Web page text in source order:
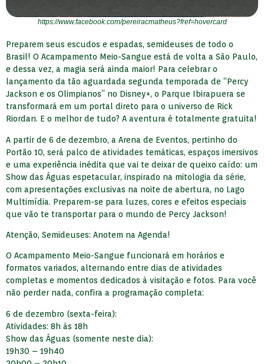
https://www.facebook.com/pereiracmatheus?fref=hovercard
Preparem seus escudos e espadas, semideuses de todo o
Brasil! O Acampamento Meio-Sangue está de volta a São Paulo,
e dessa vez, a magia será ainda maior! Para celebrar o
lançamento da tão aguardada segunda temporada de “Percy
Jackson e os Olimpianos” no Disney+, o Parque Ibirapuera se
transformará em um portal direto para o universo de Rick
Riordan. E o melhor de tudo? A aventura é totalmente gratuita!
A partir de 6 de dezembro, a Arena de Eventos, pertinho do
Portão 10, será palco de atividades temáticas, espaços imersivos
e uma experiência inédita que vai te deixar de queixo caído: um
Show das Águas espetacular, inspirado na mitologia da série,
com apresentações exclusivas na noite de abertura, no Lago
Multimídia. Preparem-se para luzes, cores e efeitos especiais
que vão te transportar para o mundo de Percy Jackson!
Atenção, Semideuses: Anotem na Agenda!
O Acampamento Meio-Sangue funcionará em horários e
formatos variados, alternando entre dias de atividades
completas e momentos dedicados à visitação e fotos. Para você
não perder nada, confira a programação completa:
6 de dezembro (sexta-feira):
Atividades: 8h às 18h
Show das Águas (somente neste dia):
19h30 – 19h40